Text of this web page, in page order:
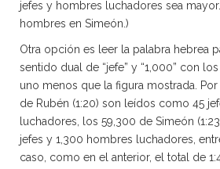
jefes y hombres luchadores sea
hombres en Simeón.)
Otra opción es leer la palabra hebrea
sentido dual de “jefe” y “1,000” con
uno menos que la figura mostrada.
de Rubén (1:20) son leídos como 45
luchadores, los 59,300 de Simeón
jefes y 1,300 hombres luchadores,
caso, como en el anterior, el total de